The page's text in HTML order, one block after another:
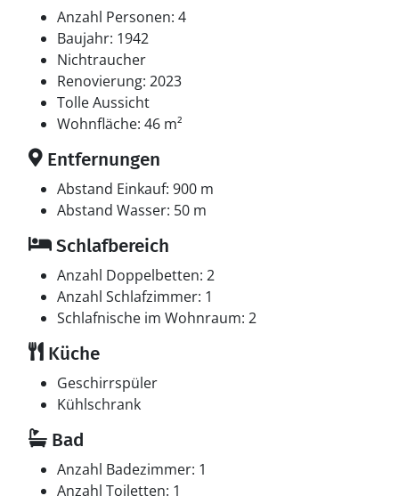
Multimedien
In der Ferienunterkunft gibt es 1 Fernseher mit Smart-
TV. Mindestens 4 dänische Fernsehsender. Mindestens
4 deutsche Fernsehsender. Es steht kabellose
Internetverbindung zur Verfügung.
Anzahl Personen: 4
Baujahr: 1942
Nichtraucher
Renovierung: 2023
Tolle Aussicht
Wohnfläche: 46 m²
Entfernungen
Abstand Einkauf: 900 m
Abstand Wasser: 50 m
Schlafbereich
Anzahl Doppelbetten: 2
Anzahl Schlafzimmer: 1
Schlafnische im Wohnraum: 2
Küche
Geschirrspüler
Kühlschrank
Bad
Anzahl Badezimmer: 1
Anzahl Toiletten: 1